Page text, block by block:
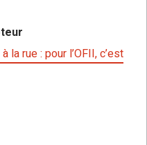
la rue : pour l’OFII, c’est